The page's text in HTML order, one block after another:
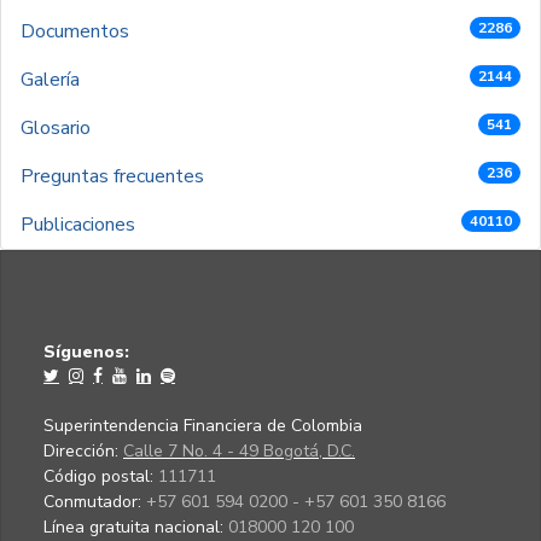
Documentos 2286
Galería 2144
Glosario 541
Preguntas frecuentes 236
Publicaciones 40110
Síguenos:
Superintendencia Financiera de Colombia
Dirección: Calle 7 No. 4 - 49 Bogotá, D.C.
Código postal: 111711
Conmutador: +57 601 594 0200 - +57 601 350 8166
Línea gratuita nacional: 018000 120 100